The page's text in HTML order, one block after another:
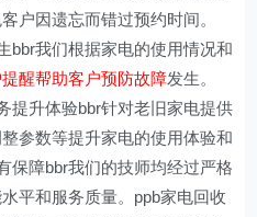
户因遗忘而错过预约时间。
bbr我们根据家电的使用情况和
醒帮助客户预防故障发生。
提升体验bbr针对老旧家电提供
参数等提升家电的使用体验和
保障bbr我们的技师均经过严格
平和服务质量。ppb家电回收